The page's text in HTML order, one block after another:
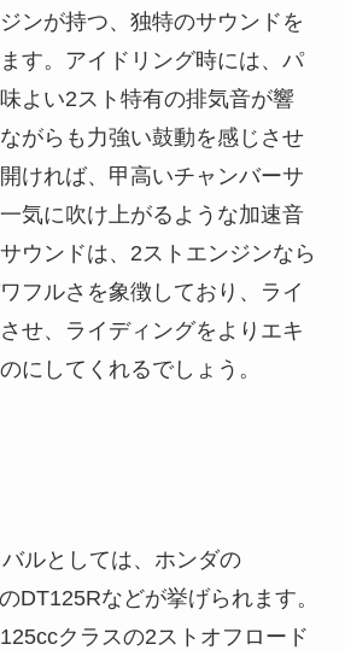
ンが持つ、独特のサウンドを
す。アイドリング時には、パ
よい2スト特有の排気音が響
がらも力強い鼓動を感じさせ
ければ、甲高いチャンバーサ
気に吹け上がるような加速音
ウンドは、2ストエンジンなら
フルさを象徴しており、ライ
せ、ライディングをよりエキ
にしてくれるでしょう。
ルとしては、ホンダの
DT125Rなどが挙げられます。
クラスの2ストオフロード